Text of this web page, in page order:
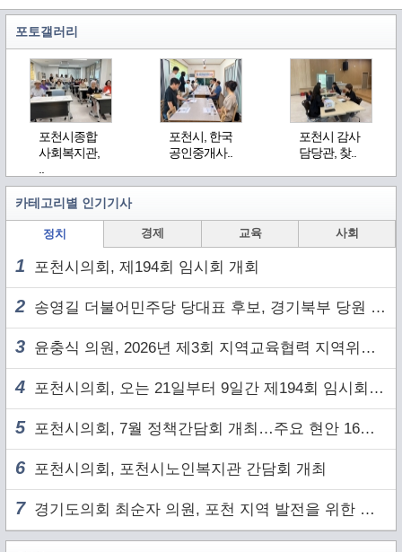
포토갤러리
포천시종합
사회복지관,
포천시, 한국
공인중개사..
포천시 감사
담당관, 찾..
카테고리별 인기기사
정치 경제 교육 사회
1 포천시의회, 제194회 임시회 개회
2 송영길 더불어민주당 당대표 후보, 경기북부 당원 및 2030 세대와 ‘소통 행보’
3 윤충식 의원, 2026년 제3회 지역교육협력 지역위원회 주재
4 포천시의회, 오는 21일부터 9일간 제194회 임시회 개회
5 포천시의회, 7월 정책간담회 개최…주요 현안 16건 점검
6 포천시의회, 포천시노인복지관 간담회 개최
7경기도의회 최순자 의원, 포천 지역 발전을 위한 정담회 개최